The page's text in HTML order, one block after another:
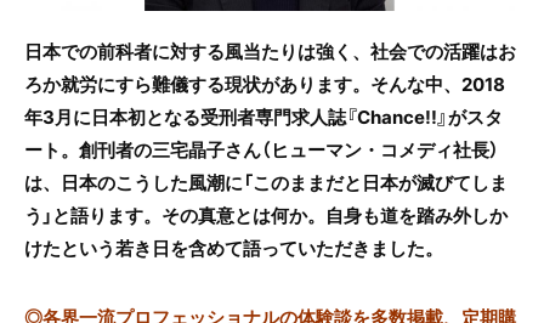
日本での前科者に対する風当たりは強く、社会での活躍はお
ろか就労にすら難儀する現状があります。そんな中、2018
年3月に日本初となる受刑者専門求人誌『Chance!!』がスタ
ート。創刊者の三宅晶子さん（ヒューマン・コメディ社長）
は、日本のこうした風潮に「このままだと日本が滅びてしま
う」と語ります。その真意とは何か。自身も道を踏み外しか
けたという若き日を含めて語っていただきました。
◎各界一流プロフェッショナルの体験談を多数掲載、定期購